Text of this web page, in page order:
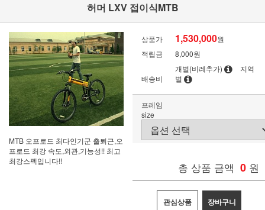
허머 LXV 접이식MTB
MTB 오프로드 최다인기군 출퇴근,오
프로드 최강 속도,외관,기능성!! 최고
최강스펙입니다!!
상품가 1,530,000원
적립금
8,000원
배송비
개별(비례추가)
지역
별
프레임
size
총 상품 금액 0 원
관심상품 장바구니